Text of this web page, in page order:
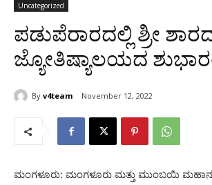
Uncategorized
ಪಡುಪೆರಾರದಲ್ಲಿ ಶ್ರೀ
ಜ್ಯೋತಿಷ್ಯಾಲಯದ
By v4team November 12, 2022
ಮಂಗಳೂರು: ಮಂಗಳೂರು ಮತ್ತು ಮುಂಬಯಿ